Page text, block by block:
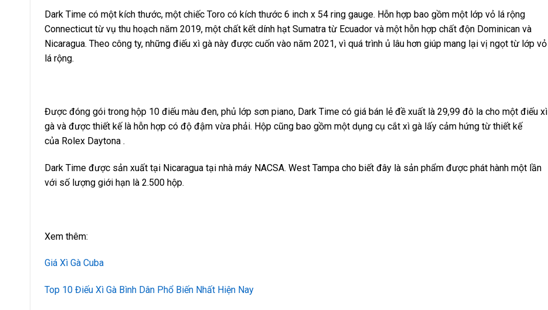
Dark Time có một kích thước, một chiếc Toro có kích thước 6 inch x 54 ring gauge. Hỗn hợp bao gồm một lớp vỏ lá rộng
Connecticut từ vụ thu hoạch năm 2019, một chất kết dính hạt Sumatra từ Ecuador và một hỗn hợp chất độn Dominican và
Nicaragua. Theo công ty, những điếu xì gà này được cuốn vào năm 2021, vì quá trình ủ lâu hơn giúp mang lại vị ngọt từ lớp vỏ
lá rộng.
Được đóng gói trong hộp 10 điếu màu đen, phủ lớp sơn piano, Dark Time có giá bán lẻ đề xuất là 29,99 đô la cho một điếu xì
gà và được thiết kế là hỗn hợp có độ đậm vừa phải. Hộp cũng bao gồm một dụng cụ cắt xì gà lấy cảm hứng từ thiết kế
của Rolex Daytona .
Dark Time được sản xuất tại Nicaragua tại nhà máy NACSA. West Tampa cho biết đây là sản phẩm được phát hành một lần
với số lượng giới hạn là 2.500 hộp.
Xem thêm:
Giá Xì Gà Cuba
Top 10 Điếu Xì Gà Bình Dân Phổ Biến Nhất Hiện Nay